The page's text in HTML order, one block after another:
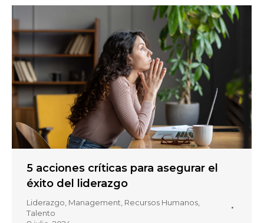
5 acciones críticas para asegurar el
éxito del liderazgo
Liderazgo Management Recursos Humanos
Talento